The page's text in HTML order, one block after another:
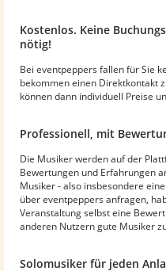
Kostenlos. Keine
nötig!
Bei eventpeppers fallen für Sie
bekommen einen Direktkontakt
können dann individuell Preise
Professionell, mit
Die Musiker werden auf der
Bewertungen und Erfahrungen
Musiker - also insbesondere
über eventpeppers anfragen,
Veranstaltung selbst eine
anderen Nutzern gute Musiker
Solomusiker für jeden